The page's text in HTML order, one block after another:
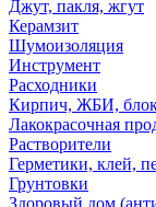
Джут, пакля, жгут
Керамзит
Шумоизоляция
Инструмент
Расходники
Кирпич, ЖБИ,
Лакокрасочная
Растворители
Герметики, клей,
Грунтовки
Здоровый дом